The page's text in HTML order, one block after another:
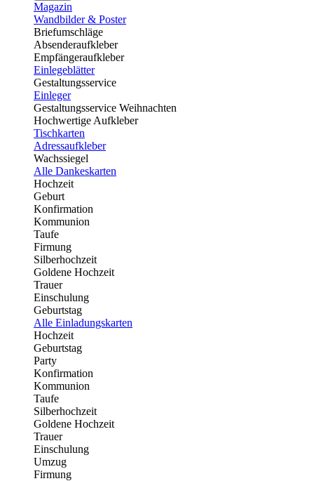
Magazin
Wandbilder & Poster
Briefumschläge
Absenderaufkleber
Empfängeraufkleber
Einlegeblätter
Gestaltungsservice
Einleger
Gestaltungsservice Weihnachten
Hochwertige Aufkleber
Tischkarten
Adressaufkleber
Wachssiegel
Alle Dankeskarten
Hochzeit
Geburt
Konfirmation
Kommunion
Taufe
Firmung
Silberhochzeit
Goldene Hochzeit
Trauer
Einschulung
Geburtstag
Alle Einladungskarten
Hochzeit
Geburtstag
Party
Konfirmation
Kommunion
Taufe
Silberhochzeit
Goldene Hochzeit
Trauer
Einschulung
Umzug
Firmung